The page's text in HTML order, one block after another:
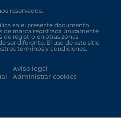
reservados.
en el presente documento,
de marca registrada únicamente
de registro en otras zonas
ser diferente. El uso de este sitio
términos y condiciones.
Aviso legal
Administrar cookies